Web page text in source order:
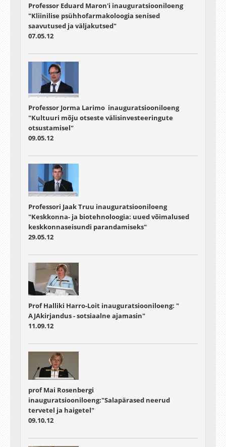
Professor Eduard Maron'i inauguratsiooniloeng
"Kliinilise psühhofarmakoloogia senised
saavutused ja väljakutsed"
07.05.12
Professor Jorma Larimo inauguratsiooniloeng
"Kultuuri mõju otseste välisinvesteeringute
otsustamisel"
09.05.12
Professori Jaak Truu inauguratsiooniloeng
"Keskkonna- ja biotehnoloogia: uued võimalused
keskkonnaseisundi parandamiseks"
29.05.12
Prof Halliki Harro-Loit inauguratsiooniloeng: "
AJAkirjandus - sotsiaalne ajamasin"
11.09.12
prof Mai Rosenbergi
inauguratsiooniloeng:"Salapärased neerud
tervetel ja haigetel"
09.10.12